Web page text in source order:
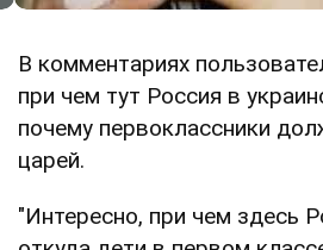
В комментариях
при чем тут Россия в
почему первоклассники
царей.
"Интересно, при чем здесь